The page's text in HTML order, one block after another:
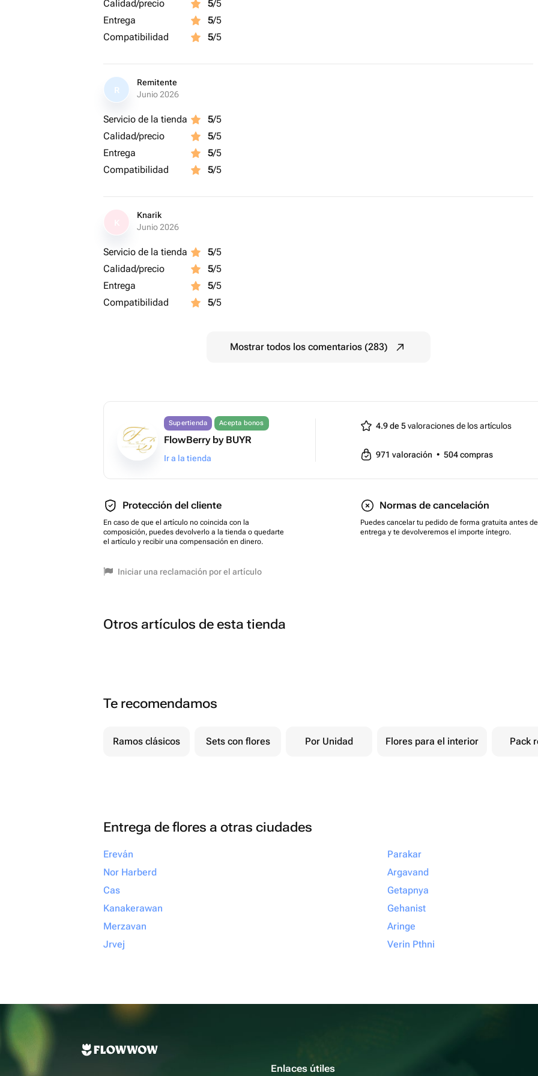
Calidad/precio
5/5
Entrega
5/5
Compatibilidad
5/5
R
Remitente
Junio 2026
Servicio de la tienda 5/5
Calidad/precio
5/5
Entrega
5/5
Compatibilidad
5/5
Knarik
Junio 2026
Servicio de la tienda 5/5
Calidad/precio
5/5
Entrega
5/5
Compatibilidad
5/5
Mostrar todos los comentarios (283)
Supertienda Acepta bonos
FlowBerry by BUYR
Ir a la tienda
4.9 de 5valoraciones de los artículos
971 valoración • 504compras
Protección del cliente
En caso de que el artículo no coincida con la
composición, puedes devolverlo a la tienda o quedarte
el artículo y recibir una compensación en dinero.
Normas de cancelación
Puedes cancelar tu pedido de forma gratuita antes
entrega y te devolveremos el importe íntegro.
Iniciar una reclamación por el artículo
Otros artículos de esta tienda
Te recomendamos
Ramos clásicos Sets con flores Por Unidad Flores para el interior Pack
Entrega de flores a otras ciudades
Ereván
Nor Harberd
Cas
Kanakerawan
Merzavan
Jrvej
Parakar
Argavand
Getapnya
Gehanist
Aringe
Verin Pthni
Enlaces útiles